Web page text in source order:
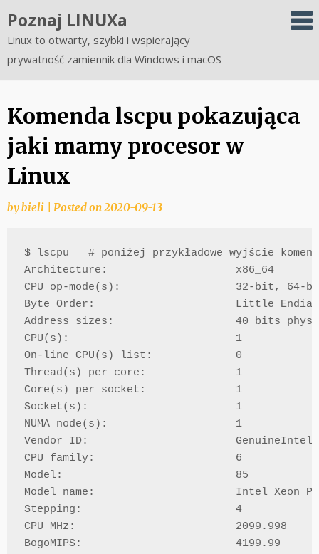
to
content
Poznaj LINUXa
Linux to otwarty, szybki i wspierający
prywatność zamiennik dla Windows i macOS
Komenda lscpu pokazująca
jaki mamy procesor w
Linux
bybieli Posted on2020-09-13
$ lscpu   # poniżej przykładowe wyjście
Architecture:                    x86_64
CPU op-mode(s):                  32-bit, 64-
Byte Order:                      Little Endian
Address sizes:                   40 bits
CPU(s):                          1
On-line CPU(s) list:             0
Thread(s) per core:              1
Core(s) per socket:              1
Socket(s):                       1
NUMA node(s):                    1
Vendor ID:                       GenuineIntel
CPU family:                      6
Model:                           85
Model name:                      Intel Xeon
Stepping:                        4
CPU MHz:                         2099.998
BogoMIPS:                        4199.99